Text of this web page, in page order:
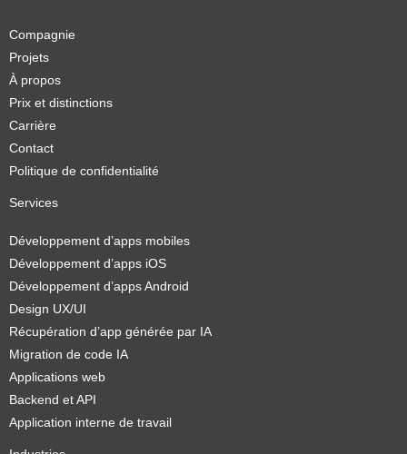
Compagnie
Projets
À propos
Prix et distinctions
Carrière
Contact
Développement d’apps mobiles
Développement d’apps iOS
Développement d’apps Android
Design UX/UI
Récupération d’app générée par IA
Migration de code IA
Applications web
Backend et API